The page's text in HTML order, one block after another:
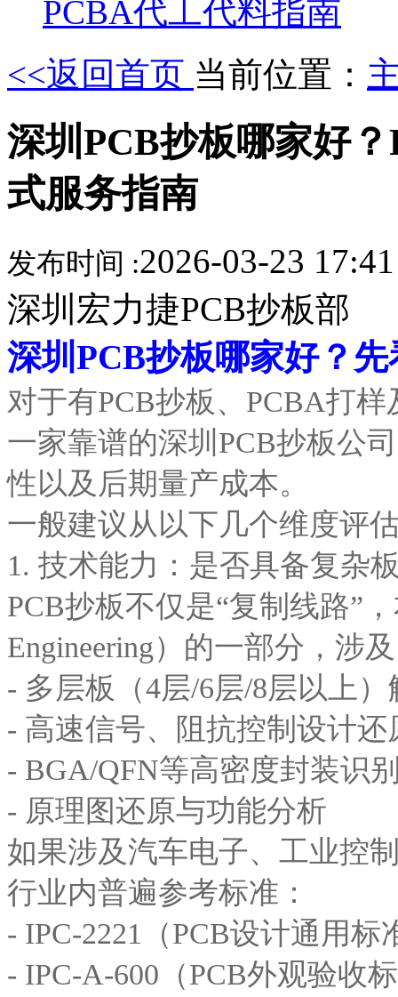
PCBA代工代料指南
<<返回首页 当前位置：
深圳PCB抄板哪家好
式服务指南
发布时间 :2026-03-23
深圳宏力捷PCB抄板部
深圳PCB抄板哪家好？
对于有PCB抄板、PCBA打
一家靠谱的深圳PCB抄板公
性以及后期量产成本。
一般建议从以下几个维度评
1. 技术能力：是否具备复杂
PCB抄板不仅是“复制线路”
Engineering）的一部分，涉
- 多层板（4层/6层/8层以上
- 高速信号、阻抗控制设计还
- BGA/QFN等高密度封装识
- 原理图还原与功能分析
如果涉及汽车电子、工业控
行业内普遍参考标准：
- IPC-2221（PCB设计通用标
- IPC-A-600（PCB外观验收